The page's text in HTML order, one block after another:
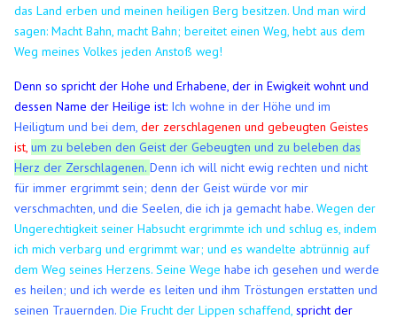
das Land erben und meinen heiligen Berg besitzen.Und man wird
sagen: Macht Bahn, macht Bahn; bereitet einen Weg, hebt aus dem
Weg meines Volkes jeden Anstoß weg!
Denn so spricht der Hohe und Erhabene, der in Ewigkeit wohnt und
dessen Name der Heilige ist: Ich wohne in der Höhe und im
Heiligtum und bei dem, der zerschlagenen und gebeugten Geistes
ist,um zu beleben den Geist der Gebeugten und zu beleben das
Herz der Zerschlagenen.Denn ich will nicht ewig rechten und nicht
für immer ergrimmt sein; denn der Geist würde vor mir
verschmachten, und die Seelen, die ich ja gemacht habe.Wegen der
Ungerechtigkeit seiner Habsucht ergrimmte ich und schlug es, indem
ich mich verbarg und ergrimmt war; und es wandelte abtrünnig auf
dem Weg seines Herzens.Seine Wegehabe ich gesehen und werde
es heilen; und ich werde es leiten und ihm Tröstungen erstatten und
seinen Trauernden.Die Frucht der Lippen schaffend,spricht der